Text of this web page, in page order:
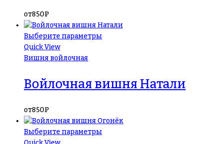
от850₽
Выберите параметры
Quick View
Вишня войлочная
Войлочная вишня Натали
от850₽
Выберите параметры